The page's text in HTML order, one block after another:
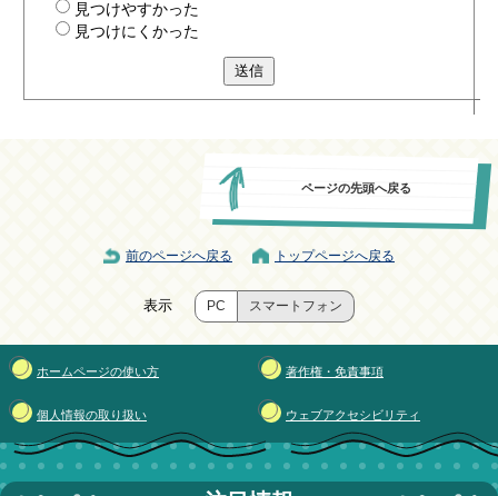
見つけやすかった
見つけにくかった
送信
ページの先頭へ戻る
前のページへ戻る トップページへ戻る
表示 PC スマートフォン
ホームページの使い方 著作権・免責事項
個人情報の取り扱い ウェブアクセシビリティ